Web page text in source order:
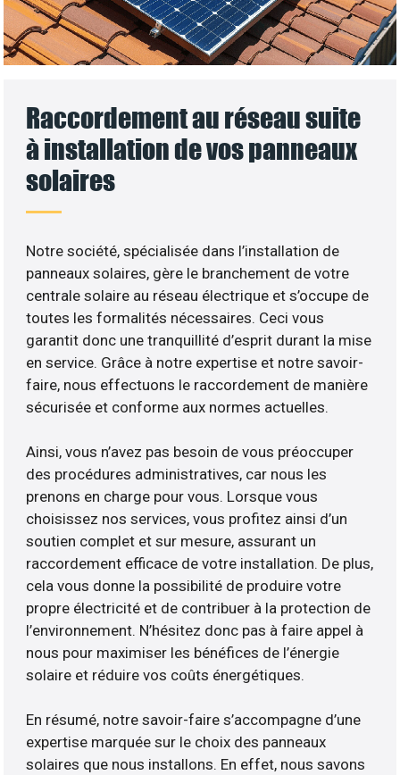
Raccordement au réseau suite
à installation de vos panneaux
solaires
Notre société, spécialisée dans l’installation de
panneaux solaires, gère le branchement de votre
centrale solaire au réseau électrique et s’occupe de
toutes les formalités nécessaires. Ceci vous
garantit donc une tranquillité d’esprit durant la mise
en service. Grâce à notre expertise et notre savoir-
faire, nous effectuons le raccordement de manière
sécurisée et conforme aux normes actuelles.
Ainsi, vous n’avez pas besoin de vous préoccuper
des procédures administratives, car nous les
prenons en charge pour vous. Lorsque vous
choisissez nos services, vous profitez ainsi d’un
soutien complet et sur mesure, assurant un
raccordement efficace de votre installation. De plus,
cela vous donne la possibilité de produire votre
propre électricité et de contribuer à la protection de
l’environnement. N’hésitez donc pas à faire appel à
nous pour maximiser les bénéfices de l’énergie
solaire et réduire vos coûts énergétiques.
En résumé, notre savoir-faire s’accompagne d’une
expertise marquée sur le choix des panneaux
solaires que nous installons. En effet, nous savons